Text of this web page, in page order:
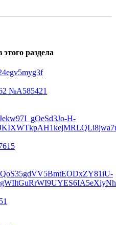
раздела
№A585421